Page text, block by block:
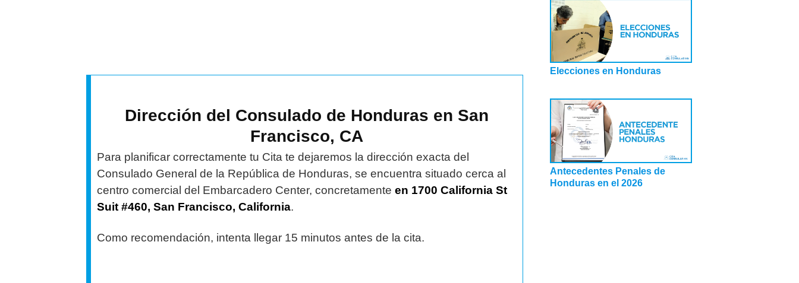
Dirección del Consulado de Honduras en San
Francisco, CA
Para planificar correctamente tu Cita te dejaremos la dirección exacta del
Consulado General de la República de Honduras, se encuentra situado cerca al
centro comercial del Embarcadero Center, concretamente en 1700 California St
Suit #460, San Francisco, California.
Como recomendación, intenta llegar 15 minutos antes de la cita.
Elecciones en Honduras
Antecedentes Penales de
Honduras en el 2026